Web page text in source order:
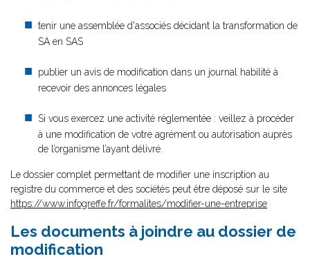
tenir une assemblée d'associés décidant la transformation de
SA en SAS
publier un avis de modification dans un journal habilité à
recevoir des annonces légales
Si vous exercez une activité réglementée : veillez à procéder
à une modification de votre agrément ou autorisation auprès
de l’organisme l’ayant délivré.
Le dossier complet permettant de modifier une inscription au
registre du commerce et des sociétés peut être déposé sur le site
https://www.infogreffe.fr/formalites/modifier-une-entreprise
Les documents à joindre au dossier de
modification